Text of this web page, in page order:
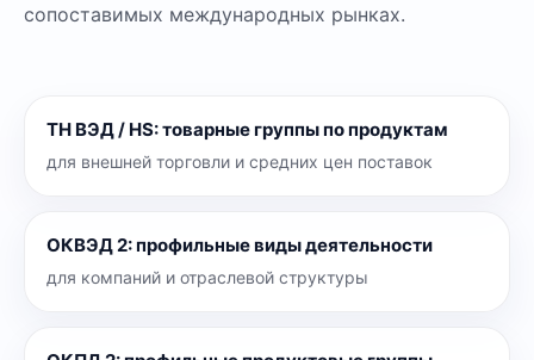
сопоставимых международных рынках.
ТН ВЭД / HS:товарные группы по продуктам
для внешней торговли и средних цен поставок
ОКВЭД 2:профильные виды деятельности
для компаний и отраслевой структуры